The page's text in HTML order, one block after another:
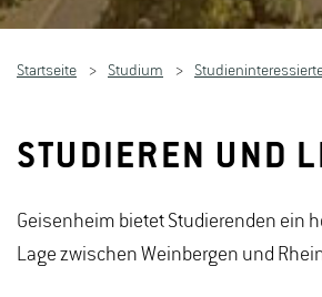
Startseite Studium
STUDIEREN UND
Geisenheim bietet Studierenden ein
Lage zwischen Weinbergen und